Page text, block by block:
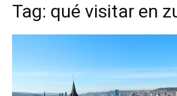
Thru
Tag: qué visitar en